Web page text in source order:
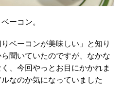
ーコン。
ベーコンが美味しい」と知り
聞いていたのですが、なかな
、今回やっとお目にかかれま
なのか気になっていました